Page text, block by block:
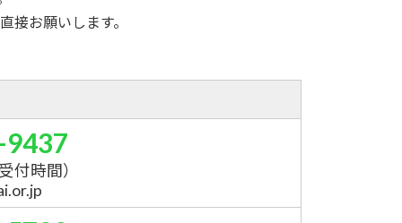
接お願いします。
付時間）